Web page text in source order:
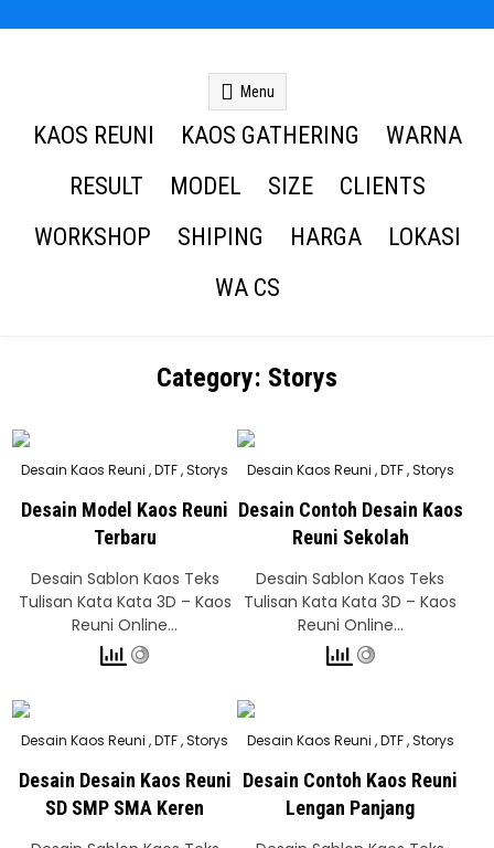
Menu
KAOS REUNI KAOS GATHERING
WARNA
RESULT
MODEL SIZE
CLIENTS
WORKSHOP
SHIPING HARGA
LOKASI
WA CS
Category: Storys
Posted
Desain Kaos Reuni ,DTF,Storys
Desain Model Kaos Reuni
Terbaru
Desain Sablon Kaos Teks
Tulisan Kata Kata 3D – Kaos
Reuni Online…
Posted
Desain Kaos Reuni ,DTF,Storys
Desain Contoh Desain Kaos
Reuni Sekolah
Desain Sablon Kaos Teks
Tulisan Kata Kata 3D – Kaos
Reuni Online…
Posted
Desain Kaos Reuni ,DTF,Storys
Desain Desain Kaos Reuni
SD SMP SMA Keren
Posted
Desain Kaos Reuni ,DTF,Storys
Desain Contoh Kaos Reuni
Lengan Panjang